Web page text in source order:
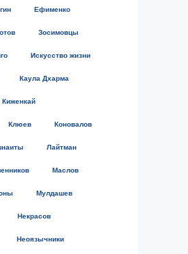
Ефименко
Зосимовцы
Искусство жизни
Каула Дхарма
Киженкай
Клюев Коновалов
Лайтман
Маслов
Мулдашев
Некрасов
Неоязычники